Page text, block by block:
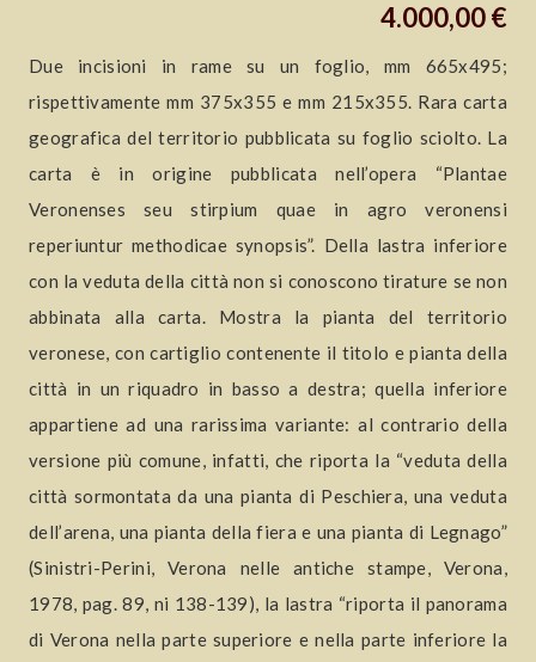
4.000,00 €
Due incisioni in rame su un foglio, mm 665x495;
rispettivamente mm 375x355 e mm 215x355. Rara carta
geografica del territorio pubblicata su foglio sciolto. La
carta è in origine pubblicata nell’opera “Plantae
Veronenses seu stirpium quae in agro veronensi
reperiuntur methodicae synopsis”. Della lastra inferiore
con la veduta della città non si conoscono tirature se non
abbinata alla carta. Mostra la pianta del territorio
veronese, con cartiglio contenente il titolo e pianta della
città in un riquadro in basso a destra; quella inferiore
appartiene ad una rarissima variante: al contrario della
versione più comune, infatti, che riporta la “veduta della
città sormontata da una pianta di Peschiera, una veduta
dell’arena, una pianta della fiera e una pianta di Legnago”
(Sinistri-Perini, Verona nelle antiche stampe, Verona,
1978, pag. 89, ni 138-139), la lastra “riporta il panorama
di Verona nella parte superiore e nella parte inferiore la